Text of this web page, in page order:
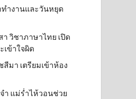
ทำงานและวันหยุด
วิชาภาษาไทย เปิด
เข้าใจผิด
มา เตรียมเข้าห้อง
ำ แม่ร่ำไห้วอนช่วย